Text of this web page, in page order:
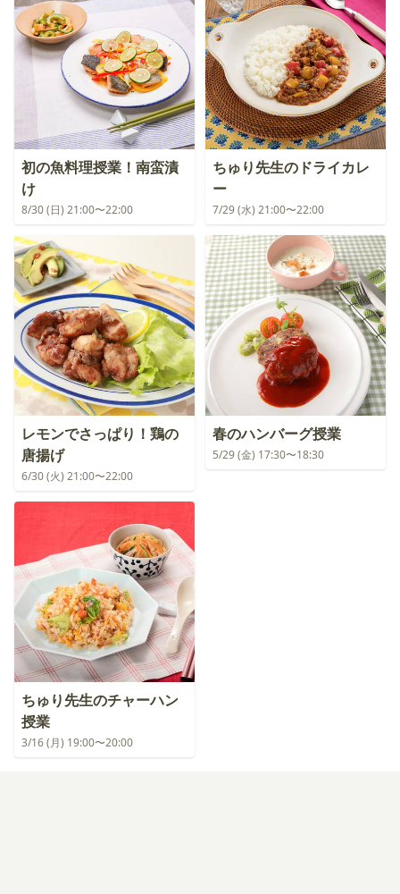
初の魚料理授業！南蛮漬
け
8/30 (日) 21:00〜22:00
ちゅり先生のドライカレ
ー
7/29 (水) 21:00〜22:00
レモンでさっぱり！鶏の
唐揚げ
6/30 (火) 21:00〜22:00
春のハンバーグ授業
5/29 (金) 17:30〜18:30
ちゅり先生のチャーハン
授業
3/16 (月) 19:00〜20:00